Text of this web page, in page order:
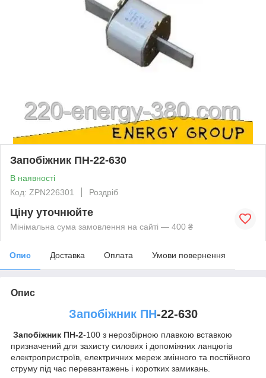
Запобіжник ПН-22-630
В наявності
Код: ZPN226301
Роздріб
Ціну уточнюйте
Мінімальна сума замовлення на сайті — 400 ₴
Опис Доставка Оплата Умови повернення
Опис
Запобіжник ПН-22-630
Запобіжник ПН-2-100 з нерозбірною плавкою вставкою
призначений для захисту силових і допоміжних ланцюгів
електропристроїв, електричних мереж змінного та постійного
струму під час перевантажень і коротких замикань.